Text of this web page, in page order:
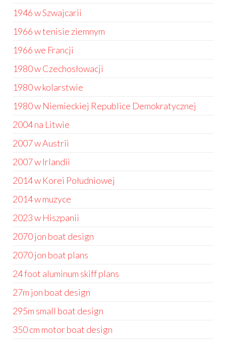
1946 w Szwajcarii
1966 w tenisie ziemnym
1966 we Francji
1980 w Czechosłowacji
1980 w kolarstwie
1980 w Niemieckiej Republice Demokratycznej
2004 na Litwie
2007 w Austrii
2007 w Irlandii
2014 w Korei Południowej
2014 w muzyce
2023 w Hiszpanii
2070 jon boat design
2070 jon boat plans
24 foot aluminum skiff plans
27m jon boat design
295m small boat design
350 cm motor boat design